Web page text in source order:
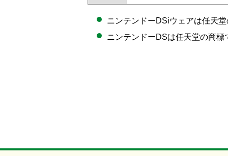
ニンテンドーDSiウェアは任天
ニンテンドーDSは任天堂の商標